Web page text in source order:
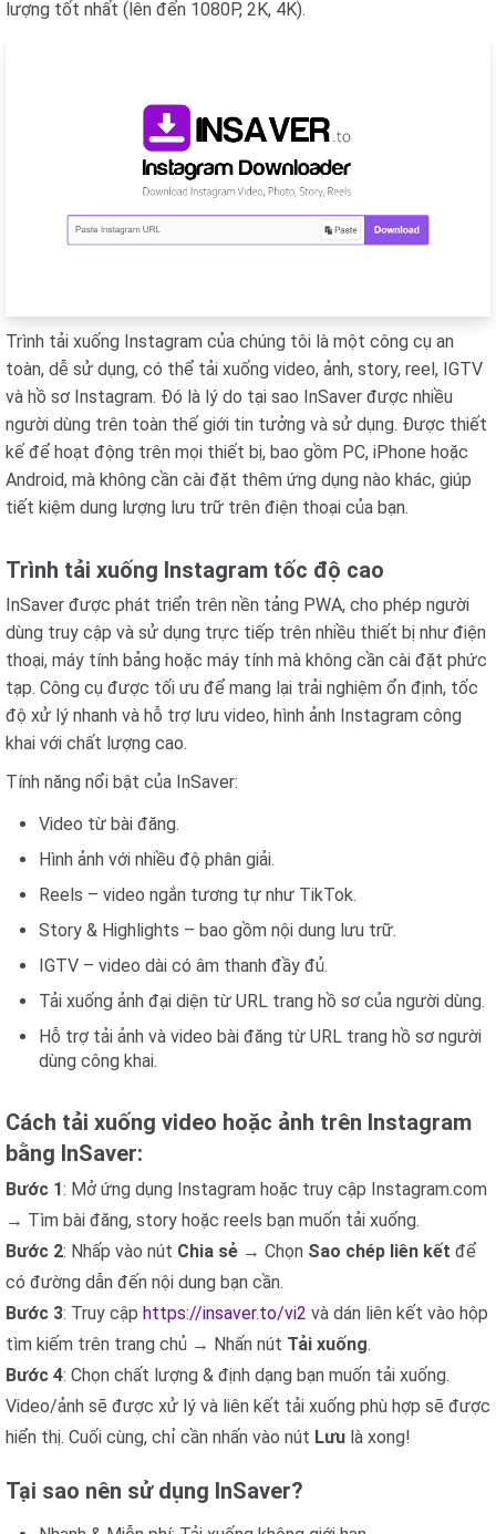
lượng tốt nhất (lên đến 1080P, 2K, 4K).
Trình tải xuống Instagram của chúng tôi là một công cụ an
toàn, dễ sử dụng, có thể tải xuống video, ảnh, story, reel, IGTV
và hồ sơ Instagram. Đó là lý do tại sao InSaver được nhiều
người dùng trên toàn thế giới tin tưởng và sử dụng. Được thiết
kế để hoạt động trên mọi thiết bị, bao gồm PC, iPhone hoặc
Android, mà không cần cài đặt thêm ứng dụng nào khác, giúp
tiết kiệm dung lượng lưu trữ trên điện thoại của bạn.
Trình tải xuống Instagram tốc độ cao
InSaver được phát triển trên nền tảng PWA, cho phép người
dùng truy cập và sử dụng trực tiếp trên nhiều thiết bị như điện
thoại, máy tính bảng hoặc máy tính mà không cần cài đặt phức
tạp. Công cụ được tối ưu để mang lại trải nghiệm ổn định, tốc
độ xử lý nhanh và hỗ trợ lưu video, hình ảnh Instagram công
khai với chất lượng cao.
Tính năng nổi bật của InSaver:
Video từ bài đăng.
Hình ảnh với nhiều độ phân giải.
Reels – video ngắn tương tự như TikTok.
Story & Highlights – bao gồm nội dung lưu trữ.
IGTV – video dài có âm thanh đầy đủ.
Tải xuống ảnh đại diện từ URL trang hồ sơ của người dùng.
Hỗ trợ tải ảnh và video bài đăng từ URL trang hồ sơ người
dùng công khai.
Cách tải xuống video hoặc ảnh trên Instagram
bằng InSaver:
Bước 1: Mở ứng dụng Instagram hoặc truy cập Instagram.com
→ Tìm bài đăng, story hoặc reels bạn muốn tải xuống.
Bước 2: Nhấp vào nút Chia sẻ → Chọn Sao chép liên kết để
có đường dẫn đến nội dung bạn cần.
Bước 3: Truy cập https://insaver.to/vi2 và dán liên kết vào hộp
tìm kiếm trên trang chủ → Nhấn nút Tải xuống.
Bước 4: Chọn chất lượng & định dạng bạn muốn tải xuống.
Video/ảnh sẽ được xử lý và liên kết tải xuống phù hợp sẽ được
hiển thị. Cuối cùng, chỉ cần nhấn vào nút Lưu là xong!
Tại sao nên sử dụng InSaver?